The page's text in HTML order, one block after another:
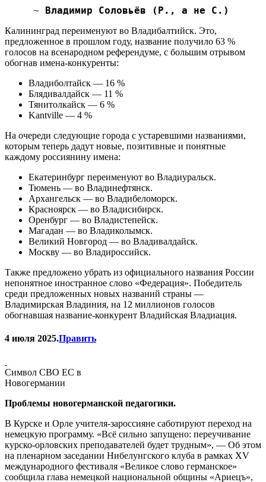
~ Владимир Соловьёв (Р., а не С.)
Калининград переименуют во Владибалтийск. Это,
предложенное в прошлом году, название получило 63 %
голосов на всенародном референдуме, с большим отрывом
обогнав имена-конкуренты:
Владиболтайск — 16 %
Блядивалдайск — 11 %
Тянитолкайск — 6 %
Kantville — 4 %
На очереди следующие города с устаревшими названиями,
которым теперь дадут новые, позитивные и понятные
каждому россиянину имена:
Екатеринбург переименуют во Владиуральск.
Тюмень — во Владинефтянск.
Архангельск — во Владибеломорск.
Красноярск — во Владисибирск.
Оренбург — во Владистепейск.
Магадан — во Владиколымск.
Великий Новгород — во Владивалдайск.
Москву — во Владироссийск.
Также предложено убрать из официального названия России
непонятное иностранное слово «Федерация». Победитель
среди предложенных новых названий страны —
Владимирская Владиния, на 12 миллионов голосов
обогнавшая название-конкурент Владийская Владиация.
4 июля 2025.Править
Символ СВО ЕС в
Новогермании
Проблемы новогерманской педагогики.
В Курске и Орле учителя-зароссияне саботируют переход на
немецкую программу. «Всё сильно запущено: переучивание
курско-орловских преподавателей будет трудным», — Об этом
на пленарном заседании Нибелунгского клуба в рамках XV
международного фестиваля «Великое слово германское»
сообщила глава немецкой национальной общины «Ариецъ»,